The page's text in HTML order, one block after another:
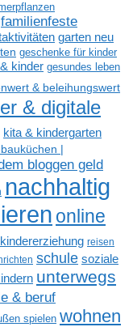
familienfeste
garten neu
geschenke für kinder
kinder gesundes leben
& beleihungswert
& digitale
kita & kindergarten
|
bloggen geld
nachhaltig
online
reisen
schule soziale
unterwegs
& beruf
spielen wohnen